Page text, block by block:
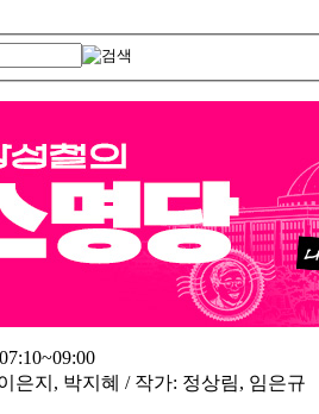
은지, 박지혜 / 작가: 정상림, 임은규